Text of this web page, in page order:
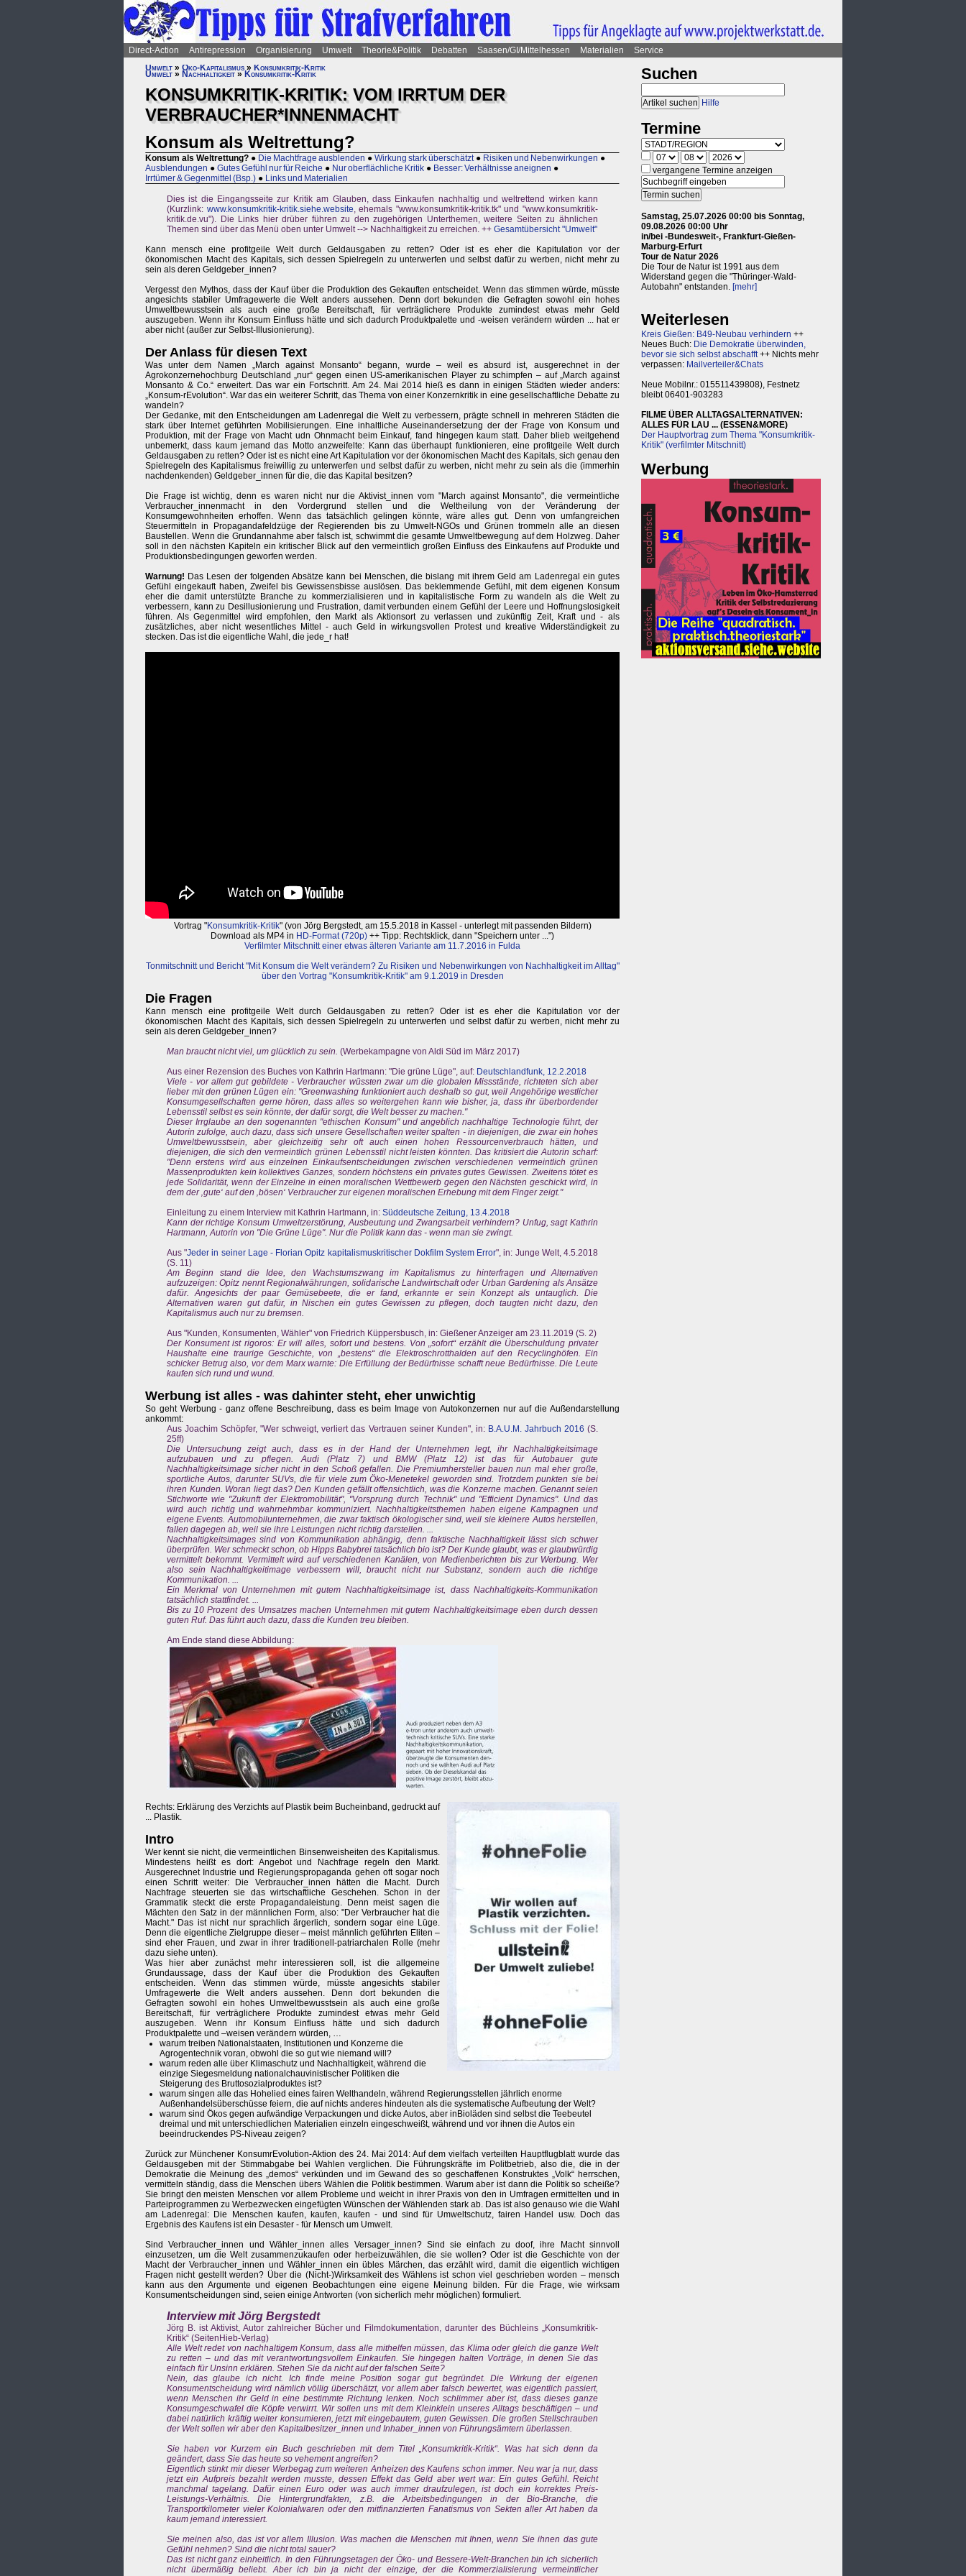
Direct-Action Antirepression Organisierung Umwelt Theorie&Politik Debatten Saasen/GI/Mittelhessen Materialien
Service
Umwelt » Öko-Kapitalismus » Konsumkritik-Kritik
Umwelt » Nachhaltigkeit » Konsumkritik-Kritik
KONSUMKRITIK-KRITIK: VOM IRRTUM DER
VERBRAUCHER*INNENMACHT
Konsum als Weltrettung?
Konsum als Weltrettung? ● Die Machtfrage ausblenden ● Wirkung stark überschätzt ● Risiken und Nebenwirkungen ●
Ausblendungen ● Gutes Gefühl nur für Reiche ● Nur oberflächliche Kritik ● Besser: Verhältnisse aneignen ●
Irrtümer & Gegenmittel (Bsp.) ● Links und Materialien
Dies ist die Eingangsseite zur Kritik am Glauben, dass Einkaufen nachhaltig und weltrettend wirken kann
(Kurzlink: www.konsumkritik-kritik.siehe.website, ehemals "www.konsumkritik-kritik.tk" und "www.konsumkritik-
kritik.de.vu"). Die Links hier drüber führen zu den zugehörigen Unterthemen, weitere Seiten zu ähnlichen
Themen sind über das Menü oben unter Umwelt --> Nachhaltigkeit zu erreichen. ++ Gesamtübersicht "Umwelt"
Kann mensch eine profitgeile Welt durch Geldausgaben zu retten? Oder ist es eher die Kapitulation vor der
ökonomischen Macht des Kapitals, sich dessen Spielregeln zu unterwerfen und selbst dafür zu werben, nicht mehr zu
sein als deren Geldgeber_innen?
Vergesst den Mythos, dass der Kauf über die Produktion des Gekauften entscheidet. Wenn das stimmen würde, müsste
angesichts stabiler Umfragewerte die Welt anders aussehen. Denn dort bekunden die Gefragten sowohl ein hohes
Umweltbewusstsein als auch eine große Bereitschaft, für verträglichere Produkte zumindest etwas mehr Geld
auszugeben. Wenn ihr Konsum Einfluss hätte und sich dadurch Produktpalette und -weisen verändern würden ... hat er
aber nicht (außer zur Selbst-Illusionierung).
Der Anlass für diesen Text
Was unter dem Namen „March against Monsanto“ begann, wurde – weil es absurd ist, ausgerechnet in der
Agrokonzernehochburg Deutschland „nur“ gegen einen US-amerikanischen Player zu schimpfen – auf „March against
Monsanto & Co.“ erweitert. Das war ein Fortschritt. Am 24. Mai 2014 hieß es dann in einigen Städten wieder anders:
„Konsum-rEvolution“. War das ein weiterer Schritt, das Thema von einer Konzernkritik in eine gesellschaftliche Debatte zu
wandeln?
Der Gedanke, mit den Entscheidungen am Ladenregal die Welt zu verbessern, prägte schnell in mehreren Städten die
stark über Internet geführten Mobilisierungen. Eine inhaltliche Auseinandersetzung der der Frage von Konsum und
Produktion, mit der Frage von Macht udn Ohnmacht beim Einkauf, fand hingegen kaum statt. Daher blieb weitgehend
unbemerkt, dass kaum jemand das Motto anzweifelte: Kann das überhaupt funktionieren, eine profitgeile Welt durch
Geldausgaben zu retten? Oder ist es nicht eine Art Kapitulation vor der ökonomischen Macht des Kapitals, sich genau den
Spielregeln des Kapitalismus freiwillig zu unterwerfen und selbst dafür zu werben, nicht mehr zu sein als die (immerhin
nachdenkenden) Geldgeber_innen für die, die das Kapital besitzen?
Die Frage ist wichtig, denn es waren nicht nur die Aktivist_innen vom "March against Monsanto", die vermeintliche
Verbraucher_innenmacht in den Vordergrund stellen und die Weltheilung von der Veränderung der
Konsumgewohnheiten erhoffen. Wenn das tatsächlich gelingen könnte, wäre alles gut. Denn von umfangreichen
Steuermitteln in Propagandafeldzüge der Regierenden bis zu Umwelt-NGOs und Grünen trommeln alle an diesen
Baustellen. Wenn die Grundannahme aber falsch ist, schwimmt die gesamte Umweltbewegung auf dem Holzweg. Daher
soll in den nächsten Kapiteln ein kritischer Blick auf den vermeintlich großen Einfluss des Einkaufens auf Produkte und
Produktionsbedingungen geworfen werden.
Warnung! Das Lesen der folgenden Absätze kann bei Menschen, die bislang mit ihrem Geld am Ladenregal ein gutes
Gefühl eingekauft haben, Zweifel bis Gewissensbisse auslösen. Das beklemmende Gefühl, mit dem eigenen Konsum
eher die damit unterstützte Branche zu kommerzialisieren und in kapitalistische Form zu wandeln als die Welt zu
verbessern, kann zu Desillusionierung und Frustration, damit verbunden einem Gefühl der Leere und Hoffnungslosigkeit
führen. Als Gegenmittel wird empfohlen, den Markt als Aktionsort zu verlassen und zukünftig Zeit, Kraft und - als
zusätzliches, aber nicht wesentliches Mittel - auch Geld in wirkungsvollen Protest und kreative Widerständigkeit zu
stecken. Das ist die eigentliche Wahl, die jede_r hat!
Vortrag "Konsumkritik-Kritik" (von Jörg Bergstedt, am 15.5.2018 in Kassel - unterlegt mit passenden Bildern)
Download als MP4 in HD-Format (720p) ++ Tipp: Rechtsklick, dann "Speichern unter ...")
Verfilmter Mitschnitt einer etwas älteren Variante am 11.7.2016 in Fulda
Tonmitschnitt und Bericht "Mit Konsum die Welt verändern? Zu Risiken und Nebenwirkungen von Nachhaltigkeit im Alltag"
über den Vortrag "Konsumkritik-Kritik" am 9.1.2019 in Dresden
Die Fragen
Kann mensch eine profitgeile Welt durch Geldausgaben zu retten? Oder ist es eher die Kapitulation vor der
ökonomischen Macht des Kapitals, sich dessen Spielregeln zu unterwerfen und selbst dafür zu werben, nicht mehr zu
sein als deren Geldgeber_innen?
Man braucht nicht viel, um glücklich zu sein. (Werbekampagne von Aldi Süd im März 2017)
Aus einer Rezension des Buches von Kathrin Hartmann: "Die grüne Lüge", auf: Deutschlandfunk, 12.2.2018
Viele - vor allem gut gebildete - Verbraucher wüssten zwar um die globalen Missstände, richteten sich aber
lieber mit den grünen Lügen ein: "Greenwashing funktioniert auch deshalb so gut, weil Angehörige westlicher
Konsumgesellschaften gerne hören, dass alles so weitergehen kann wie bisher, ja, dass ihr überbordender
Lebensstil selbst es sein könnte, der dafür sorgt, die Welt besser zu machen."
Dieser Irrglaube an den sogenannten "ethischen Konsum" und angeblich nachhaltige Technologie führt, der
Autorin zufolge, auch dazu, dass sich unsere Gesellschaften weiter spalten - in diejenigen, die zwar ein hohes
Umweltbewusstsein, aber gleichzeitig sehr oft auch einen hohen Ressourcenverbrauch hätten, und
diejenigen, die sich den vermeintlich grünen Lebensstil nicht leisten könnten. Das kritisiert die Autorin scharf:
"Denn erstens wird aus einzelnen Einkaufsentscheidungen zwischen verschiedenen vermeintlich grünen
Massenprodukten kein kollektives Ganzes, sondern höchstens ein privates gutes Gewissen. Zweitens tötet es
jede Solidarität, wenn der Einzelne in einen moralischen Wettbewerb gegen den Nächsten geschickt wird, in
dem der ‚gute‘ auf den ‚bösen‘ Verbraucher zur eigenen moralischen Erhebung mit dem Finger zeigt."
Einleitung zu einem Interview mit Kathrin Hartmann, in: Süddeutsche Zeitung, 13.4.2018
Kann der richtige Konsum Umweltzerstörung, Ausbeutung und Zwangsarbeit verhindern? Unfug, sagt Kathrin
Hartmann, Autorin von "Die Grüne Lüge". Nur die Politik kann das - wenn man sie zwingt.
Aus "Jeder in seiner Lage - Florian Opitz kapitalismuskritischer Dokfilm System Error", in: Junge Welt, 4.5.2018
(S. 11)
Am Beginn stand die Idee, den Wachstumszwang im Kapitalismus zu hinterfragen und Alternativen
aufzuzeigen: Opitz nennt Regionalwährungen, solidarische Landwirtschaft oder Urban Gardening als Ansätze
dafür. Angesichts der paar Gemüsebeete, die er fand, erkannte er sein Konzept als untauglich. Die
Alternativen waren gut dafür, in Nischen ein gutes Gewissen zu pflegen, doch taugten nicht dazu, den
Kapitalismus auch nur zu bremsen.
Aus "Kunden, Konsumenten, Wähler" von Friedrich Küppersbusch, in: Gießener Anzeiger am 23.11.2019 (S. 2)
Der Konsument ist rigoros: Er will alles, sofort und bestens. Von „sofort“ erzählt die Überschuldung privater
Haushalte eine traurige Geschichte, von „bestens“ die Elektroschrotthalden auf den Recyclinghöfen. Ein
schicker Betrug also, vor dem Marx warnte: Die Erfüllung der Bedürfnisse schafft neue Bedürfnisse. Die Leute
kaufen sich rund und wund.
Werbung ist alles - was dahinter steht, eher unwichtig
So geht Werbung - ganz offene Beschreibung, dass es beim Image von Autokonzernen nur auf die Außendarstellung
ankommt:
Aus Joachim Schöpfer, "Wer schweigt, verliert das Vertrauen seiner Kunden", in: B.A.U.M. Jahrbuch 2016 (S.
25ff)
Die Untersuchung zeigt auch, dass es in der Hand der Unternehmen legt, ihr Nachhaltigkeitsimage
aufzubauen und zu pflegen. Audi (Platz 7) und BMW (Platz 12) ist das für Autobauer gute
Nachhaltigkeitsimage sicher nicht in den Schoß gefallen. Die Premiumhersteller bauen nun mal eher große,
sportliche Autos, darunter SUVs, die für viele zum Öko-Menetekel geworden sind. Trotzdem punkten sie bei
ihren Kunden. Woran liegt das? Den Kunden gefällt offensichtlich, was die Konzerne machen. Genannt seien
Stichworte wie "Zukunft der Elektromobilität", "Vorsprung durch Technik" und "Efficient Dynamics". Und das
wird auch richtig und wahrnehmbar kommuniziert. Nachhaltigkeitsthemen haben eigene Kampagnen und
eigene Events. Automobilunternehmen, die zwar faktisch ökologischer sind, weil sie kleinere Autos herstellen,
fallen dagegen ab, weil sie ihre Leistungen nicht richtig darstellen. ...
Nachhaltigkeitsimages sind von Kommunikation abhängig, denn faktische Nachhaltigkeit lässt sich schwer
überprüfen. Wer schmeckt schon, ob Hipps Babybrei tatsächlich bio ist? Der Kunde glaubt, was er glaubwürdig
vermittelt bekommt. Vermittelt wird auf verschiedenen Kanälen, von Medienberichten bis zur Werbung. Wer
also sein Nachhaltigkeitimage verbessern will, braucht nicht nur Substanz, sondern auch die richtige
Kommunikation. ...
Ein Merkmal von Unternehmen mit gutem Nachhaltigkeitsimage ist, dass Nachhaltigkeits-Kommunikation
tatsächlich stattfindet. ...
Bis zu 10 Prozent des Umsatzes machen Unternehmen mit gutem Nachhaltigkeitsimage eben durch dessen
guten Ruf. Das führt auch dazu, dass die Kunden treu bleiben.
Am Ende stand diese Abbildung:
Rechts: Erklärung des Verzichts auf Plastik beim Bucheinband, gedruckt auf
... Plastik.
Intro
Wer kennt sie nicht, die vermeintlichen Binsenweisheiten des Kapitalismus.
Mindestens heißt es dort: Angebot und Nachfrage regeln den Markt.
Ausgerechnet Industrie und Regierungspropaganda gehen oft sogar noch
einen Schritt weiter: Die Verbraucher_innen hätten die Macht. Durch
Nachfrage steuerten sie das wirtschaftliche Geschehen. Schon in der
Grammatik steckt die erste Propagandaleistung. Denn meist sagen die
Mächten den Satz in der männlichen Form, also: "Der Verbraucher hat die
Macht." Das ist nicht nur sprachlich ärgerlich, sondern sogar eine Lüge.
Denn die eigentliche Zielgruppe dieser – meist männlich geführten Eliten –
sind eher Frauen, und zwar in ihrer traditionell-patriarchalen Rolle (mehr
dazu siehe unten).
Was hier aber zunächst mehr interessieren soll, ist die allgemeine
Grundaussage, dass der Kauf über die Produktion des Gekauften
entscheiden. Wenn das stimmen würde, müsste angesichts stabiler
Umfragewerte die Welt anders aussehen. Denn dort bekunden die
Gefragten sowohl ein hohes Umweltbewusstsein als auch eine große
Bereitschaft, für verträglichere Produkte zumindest etwas mehr Geld
auszugeben. Wenn ihr Konsum Einfluss hätte und sich dadurch
Produktpalette und –weisen verändern würden, …
warum treiben Nationalstaaten, Institutionen und Konzerne die
Agrogentechnik voran, obwohl die so gut wie niemand will?
warum reden alle über Klimaschutz und Nachhaltigkeit, während die
einzige Siegesmeldung nationalchauvinistischer Politiken die
Steigerung des Bruttosozialproduktes ist?
warum singen alle das Hohelied eines fairen Welthandeln, während Regierungsstellen jährlich enorme
Außenhandelsüberschüsse feiern, die auf nichts anderes hindeuten als die systematische Aufbeutung der Welt?
warum sind Ökos gegen aufwändige Verpackungen und dicke Autos, aber inBioläden sind selbst die Teebeutel
dreimal und mit unterschiedlichen Materialien einzeln eingeschweißt, während und vor ihnen die Autos ein
beeindruckendes PS-Niveau zeigen?
Zurück zur Münchener KonsumrEvolution-Aktion des 24. Mai 2014: Auf dem vielfach verteilten Hauptflugblatt wurde das
Geldausgeben mit der Stimmabgabe bei Wahlen verglichen. Die Führungskräfte im Politbetrieb, also die, die in der
Demokratie die Meinung des „demos“ verkünden und im Gewand des so geschaffenen Konstruktes „Volk“ herrschen,
vermitteln ständig, dass die Menschen übers Wählen die Politik bestimmen. Warum aber ist dann die Politik so scheiße?
Sie bringt den meisten Menschen vor allem Probleme und weicht in ihrer Praxis von den in Umfragen ermittelten und in
Parteiprogrammen zu Werbezwecken eingefügten Wünschen der Wählenden stark ab. Das ist also genauso wie die Wahl
am Ladenregal: Die Menschen kaufen, kaufen, kaufen - und sind für Umweltschutz, fairen Handel usw. Doch das
Ergebnis des Kaufens ist ein Desaster - für Mensch um Umwelt.
Sind Verbraucher_innen und Wähler_innen alles Versager_innen? Sind sie einfach zu doof, ihre Macht sinnvoll
einzusetzen, um die Welt zusammenzukaufen oder herbeizuwählen, die sie wollen? Oder ist die Geschichte von der
Macht der Verbraucher_innen und Wähler_innen ein übles Märchen, das erzählt wird, damit die eigentlich wichtigen
Fragen nicht gestellt werden? Über die (Nicht-)Wirksamkeit des Wählens ist schon viel geschrieben worden – mensch
kann aus den Argumente und eigenen Beobachtungen eine eigene Meinung bilden. Für die Frage, wie wirksam
Konsumentscheidungen sind, seien einige Antworten (von sicherlich mehr möglichen) formuliert.
Interview mit Jörg Bergstedt
Jörg B. ist Aktivist, Autor zahlreicher Bücher und Filmdokumentation, darunter des Büchleins „Konsumkritik-
Kritik“ (SeitenHieb-Verlag)
Alle Welt redet von nachhaltigem Konsum, dass alle mithelfen müssen, das Klima oder gleich die ganze Welt
zu retten – und das mit verantwortungsvollem Einkaufen. Sie hingegen halten Vorträge, in denen Sie das
einfach für Unsinn erklären. Stehen Sie da nicht auf der falschen Seite?
Nein, das glaube ich nicht. Ich finde meine Position sogar gut begründet. Die Wirkung der eigenen
Konsumentscheidung wird nämlich völlig überschätzt, vor allem aber falsch bewertet, was eigentlich passiert,
wenn Menschen ihr Geld in eine bestimmte Richtung lenken. Noch schlimmer aber ist, dass dieses ganze
Konsumgeschwafel die Köpfe verwirrt. Wir sollen uns mit dem Kleinklein unseres Alltags beschäftigen – und
dabei natürlich kräftig weiter konsumieren, jetzt mit eingebautem, guten Gewissen. Die großen Stellschrauben
der Welt sollen wir aber den Kapitalbesitzer_innen und Inhaber_innen von Führungsämtern überlassen.
Sie haben vor Kurzem ein Buch geschrieben mit dem Titel „Konsumkritik-Kritik“. Was hat sich denn da
geändert, dass Sie das heute so vehement angreifen?
Eigentlich stinkt mir dieser Werbegag zum weiteren Anheizen des Kaufens schon immer. Neu war ja nur, dass
jetzt ein Aufpreis bezahlt werden musste, dessen Effekt das Geld aber wert war: Ein gutes Gefühl. Reicht
manchmal tagelang. Dafür einen Euro oder was auch immer draufzulegen, ist doch ein korrektes Preis-
Leistungs-Verhältnis. Die Hintergrundfakten, z.B. die Arbeitsbedingungen in der Bio-Branche, die
Transportkilometer vieler Kolonialwaren oder den mitfinanzierten Fanatismus von Sekten aller Art haben da
kaum jemand interessiert.
Sie meinen also, das ist vor allem Illusion. Was machen die Menschen mit Ihnen, wenn Sie ihnen das gute
Gefühl nehmen? Sind die nicht total sauer?
Das ist nicht ganz einheitlich. In den Führungsetagen der Öko- und Bessere-Welt-Branchen bin ich sicherlich
nicht übermäßig beliebt. Aber ich bin ja nicht der einzige, der die Kommerzialisierung vermeintlicher
Suchen
Hilfe
Termine
vergangene Termine anzeigen
Samstag, 25.07.2026 00:00 bis Sonntag,
09.08.2026 00:00 Uhr
in/bei -Bundesweit-, Frankfurt-Gießen-
Marburg-Erfurt
Tour de Natur 2026
Die Tour de Natur ist 1991 aus dem
Widerstand gegen die "Thüringer-Wald-
Autobahn" entstanden. [mehr]
Weiterlesen
Kreis Gießen: B49-Neubau verhindern ++
Neues Buch: Die Demokratie überwinden,
bevor sie sich selbst abschafft++ Nichts mehr
verpassen: Mailverteiler&Chats
Neue Mobilnr.: 015511439808), Festnetz
bleibt 06401-903283
FILME ÜBER ALLTAGSALTERNATIVEN:
ALLES FÜR LAU ... (ESSEN&MORE)
Der Hauptvortrag zum Thema "Konsumkritik-
Kritik" (verfilmter Mitschnitt)
Werbung